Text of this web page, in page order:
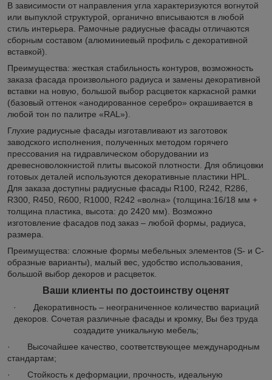
В зависимости от направления угла характеризуются вогнутой
или выпуклой структурой, органично вписываются в любой
стиль интерьера. Рамочные радиусные фасады отличаются
сборным составом (алюминиевый профиль с декоративной
вставкой).
Преимущества: жесткая стабильность контуров, возможность
заказа фасада произвольного радиуса и замены декоративной
вставки на новую, большой выбор расцветок каркасной рамки
(базовый оттенок «анодированное серебро» окрашивается в
любой тон по палитре «RAL»).
Глухие радиусные фасады изготавливают из заготовок
заводского исполнения, полученных методом горячего
прессования на гидравлическом оборудовании из
древесноволокнистой плиты высокой плотности. Для облицовки
готовых деталей используются декоративные пластики HPL.
Для заказа доступны радиусные фасады R100, R242, R286,
R300, R450, R600, R1000, R242 «волна» (толщина:16/18 мм +
толщина пластика, высота: до 2420 мм). Возможно
изготовление фасадов под заказ – любой формы, радиуса,
размера.
Преимущества: сложные формы мебельных элементов (S- и C-
образные варианты), малый вес, удобство использования,
большой выбор декоров и расцветок.
Ваши клиенты по достоинству оценят
· Декоративность – неограниченное количество вариаций
декоров. Сочетая различные фасады и кромку, Вы без труда
создадите уникальную мебель;
· Высочайшее качество, соответствующее международным
стандартам;
· Стойкость к деформации, прочность, идеальную